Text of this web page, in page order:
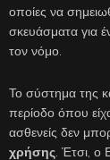
οποίες να
σκευάσματα για
τον νόμο.
Το σύστημα της
περίοδο όπου
ασθενείς δεν
χρήσης . Έτσι,